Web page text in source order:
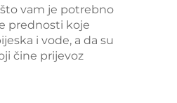
vam je potrebno
prednosti koje
i vode, a da su
čine prijevoz